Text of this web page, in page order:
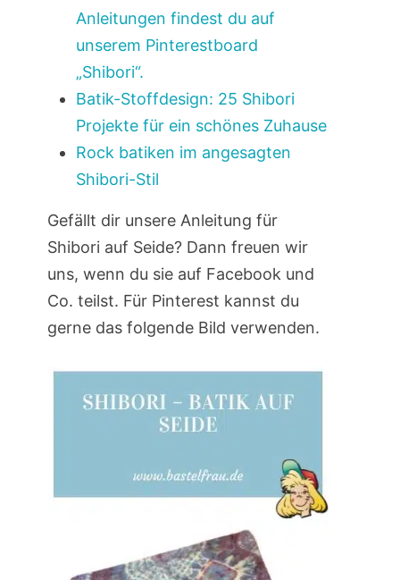
Anleitungen findest du auf
unserem Pinterestboard
„Shibori“.
Batik-Stoffdesign: 25 Shibori
Projekte für ein schönes Zuhause
Rock batiken im angesagten
Shibori-Stil
Gefällt dir unsere Anleitung für
Shibori auf Seide? Dann freuen wir
uns, wenn du sie auf Facebook und
Co. teilst. Für Pinterest kannst du
gerne das folgende Bild verwenden.